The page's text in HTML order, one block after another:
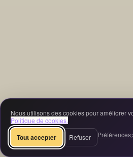
Nous utilisons des cookies pour améliorer
Politique de cookies.
Tout accepter Refuser Préférences